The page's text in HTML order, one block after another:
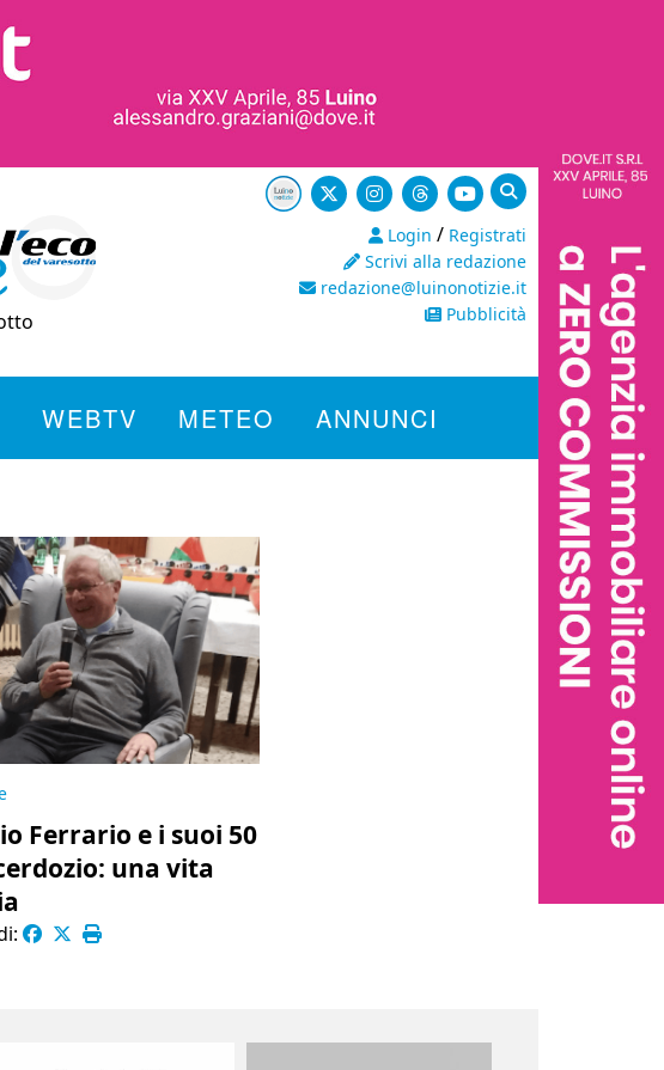
Login / Registrati
Scrivi alla redazione
redazione@luinonotizie.it
Pubblicità
WEBTV METEO ANNUNCI
Ferrario e i suoi 50
una vita